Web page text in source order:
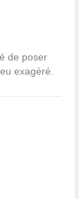
de poser
exagéré.